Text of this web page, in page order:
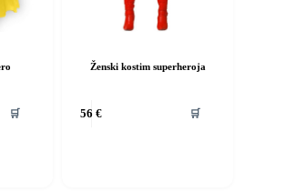
🛒
Ženski kostim superheroja
56€ 🛒
proizvod